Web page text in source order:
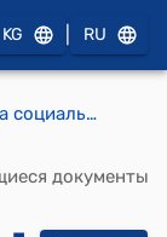
KG RU
Порядок разработки прогноза социально-экономического развития Кыргызской Республики (к постановлению Кабинета Министров КР от 6 ноября 2025 года № 723)
документы